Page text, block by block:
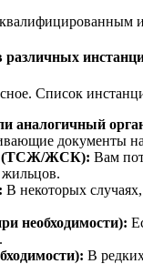
различных
Список
аналогичный
документы
(ТСЖ/ЖСК): Вам
жильцов.
В некоторых
необходимости):
В